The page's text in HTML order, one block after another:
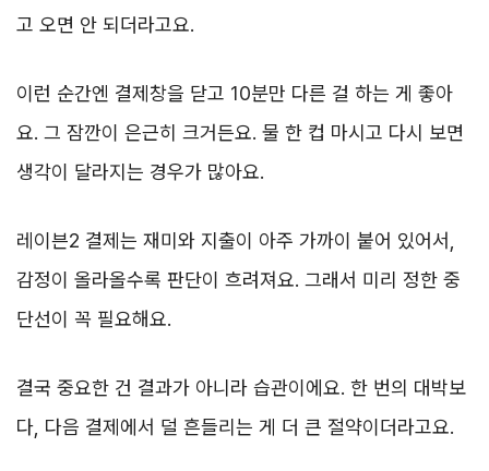
고 오면 안 되더라고요.
이런 순간엔 결제창을 닫고 10분만 다른 걸 하는 게 좋아
요. 그 잠깐이 은근히 크거든요. 물 한 컵 마시고 다시 보면
생각이 달라지는 경우가 많아요.
레이븐2 결제는 재미와 지출이 아주 가까이 붙어 있어서,
감정이 올라올수록 판단이 흐려져요. 그래서 미리 정한 중
단선이 꼭 필요해요.
결국 중요한 건 결과가 아니라 습관이에요. 한 번의 대박보
다, 다음 결제에서 덜 흔들리는 게 더 큰 절약이더라고요.